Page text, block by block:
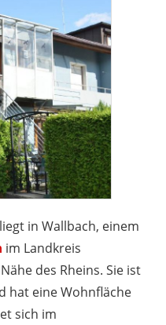
in Wallbach, einem
im Landkreis
des Rheins. Sie ist
hat eine Wohnfläche
sich im